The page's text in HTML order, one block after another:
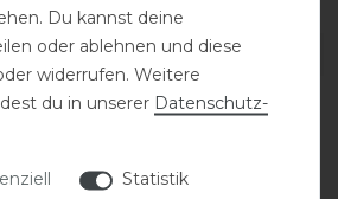
PRODUKTSICHERHEIT
für dich
Du kannst deine
oder ablehnen und diese
widerrufen. Weitere
du in unserer Daten­schutz­
Statistik